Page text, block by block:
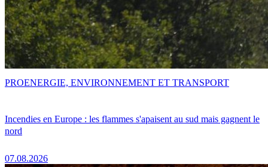
Incendies en Europe : les flammes s'apaisent au sud mais gagnent le
nord
07.08.2026
PROENERGIE, ENVIRONNEMENT ET TRANSPORT